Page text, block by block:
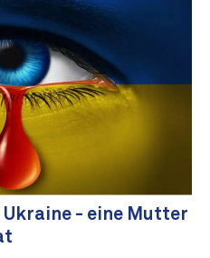
Ukraine - eine Mutter